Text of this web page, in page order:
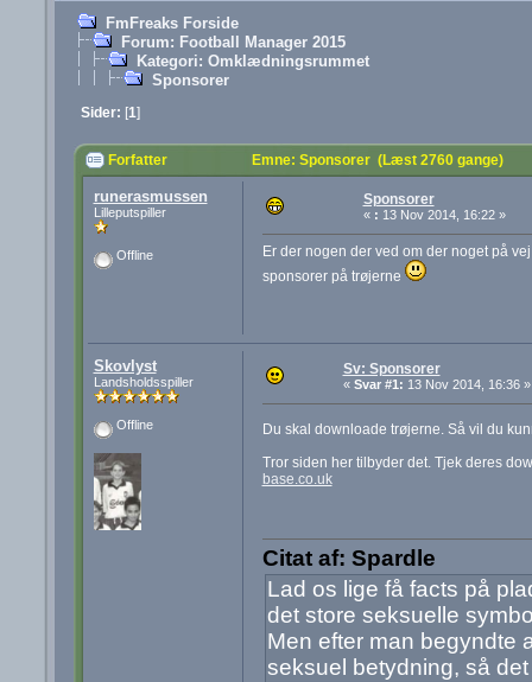
FmFreaks Forside
Forum: Football Manager 2015
Kategori: Omklædningsrummet
Sponsorer
Sider: [1]
Forfatter Emne: Sponsorer (Læst 2760 gange)
runerasmussen
Lilleputspiller
Offline
Sponsorer
« : 13 Nov 2014, 16:22 »
Er der nogen der ved om der noget på
sponsorer på trøjerne
Skovlyst
Landsholdsspiller
Offline
Sv: Sponsorer
« Svar #1: 13 Nov 2014, 16:36 »
Du skal downloade trøjerne. Så vil du
Tror siden her tilbyder det. Tjek deres
base.co.uk
Citat af: Spardle
Lad os lige få facts på
det store seksuelle
Men efter man begyndte
seksuel betydning, så